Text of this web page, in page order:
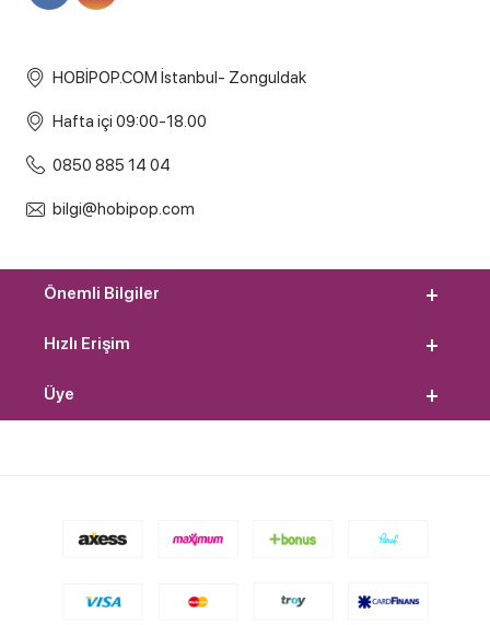
HOBİPOP.COM İstanbul- Zonguldak
Hafta içi 09:00-18.00
0850 885 14 04
bilgi@hobipop.com
Önemli Bilgiler
Hızlı Erişim
Üye